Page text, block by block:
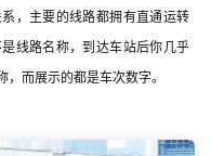
，主要的线路都拥有直通运转
线路名称，到达车站后你几乎
而展示的都是车次数字。